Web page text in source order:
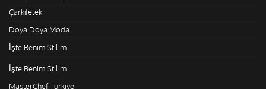
Çarkıfelek
Doya Doya Moda
İşte Benim Stilim
İşte Benim Stilim
MasterChef Türkiye